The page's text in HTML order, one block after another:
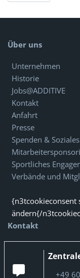
Über uns
Unternehmen
Historie
Jobs@ADDITIVE
Kontakt
Anfahrt
Presse
Spenden &
Sportliches
Verbände und
{n3tcookieconsent
ändern{/
Kontakt
+49